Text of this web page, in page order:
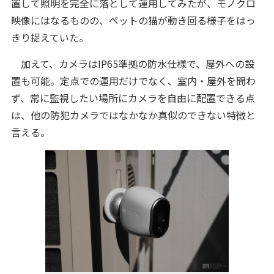
置して照明を完全に落として運用してみたが、モノクロ
映像にはなるものの、ペットの猫が動き回る様子をはっ
きり捉えていた。
加えて、カメラはIP65準拠の防水仕様で、屋外への設
置も可能。定点での運用だけでなく、室内・屋外を問わ
ず、常に監視したい場所にカメラを自由に配置できる点
は、他の防犯カメラではなかなか真似のできない特徴と
言える。